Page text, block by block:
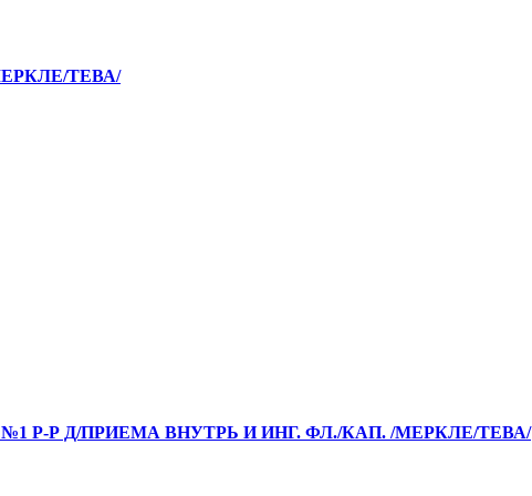
ТЕВА/
Р-Р Д/ПРИЕМА ВНУТРЬ И ИНГ. ФЛ./КАП. /МЕРКЛЕ/ТЕВА/